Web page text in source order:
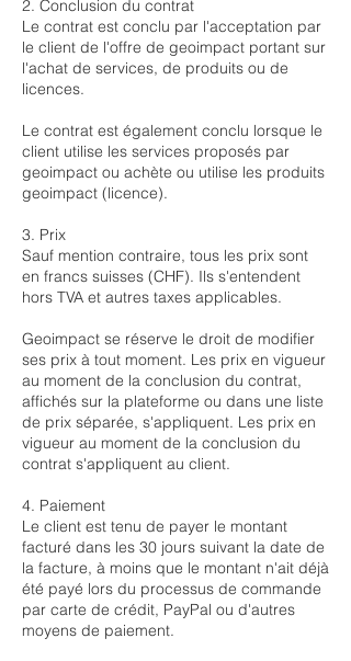
2. Conclusion du contrat
Le contrat est conclu par l'acceptation par
le client de l'offre de geoimpact portant sur
l'achat de services, de produits ou de
licences.
Le contrat est également conclu lorsque le
client utilise les services proposés par
geoimpact ou achète ou utilise les produits
geoimpact (licence).
3. Prix
Sauf mention contraire, tous les prix sont
en francs suisses (CHF). Ils s'entendent
hors TVA et autres taxes applicables.
Geoimpact se réserve le droit de modifier
ses prix à tout moment. Les prix en vigueur
au moment de la conclusion du contrat,
affichés sur la plateforme ou dans une liste
de prix séparée, s'appliquent. Les prix en
vigueur au moment de la conclusion du
contrat s'appliquent au client.
4. Paiement
Le client est tenu de payer le montant
facturé dans les 30 jours suivant la date de
la facture, à moins que le montant n'ait déjà
été payé lors du processus de commande
par carte de crédit, PayPal ou d'autres
moyens de paiement.